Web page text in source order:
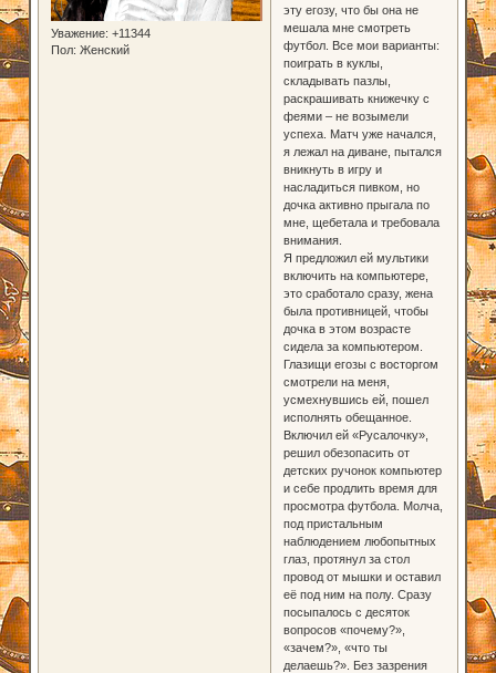
Уважение: +11344
Пол: Женский
эту егозу, что бы она не
мешала мне смотреть
футбол. Все мои варианты:
поиграть в куклы,
складывать пазлы,
раскрашивать книжечку с
феями – не возымели
успеха. Матч уже начался,
я лежал на диване, пытался
вникнуть в игру и
насладиться пивком, но
дочка активно прыгала по
мне, щебетала и требовала
внимания.
Я предложил ей мультики
включить на компьютере,
это сработало сразу, жена
была противницей, чтобы
дочка в этом возрасте
сидела за компьютером.
Глазищи егозы с восторгом
смотрели на меня,
усмехнувшись ей, пошел
исполнять обещанное.
Включил ей «Русалочку»,
решил обезопасить от
детских ручонок компьютер
и себе продлить время для
просмотра футбола. Молча,
под пристальным
наблюдением любопытных
глаз, протянул за стол
провод от мышки и оставил
её под ним на полу. Сразу
посыпалось с десяток
вопросов «почему?»,
«зачем?», «что ты
делаешь?». Без зазрения